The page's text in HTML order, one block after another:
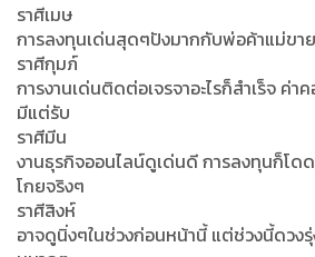
ราศีเมษ
การลงทุนเด่นสุดๆปังมากกับพ่อค้าแม่ขาย
ราศีกุมภ์
การงานเด่นติดต่อเจรจาอะไรก็สำเร็จ ค่
มีแต่รับ
ราศีมีน
งานธุรกิจออนไลน์ดูเด่นดี การลงทุนก็โด
โกยจริงๆ
ราศีสิงห์
อาจดูนิ่งๆในช่วงก่อนหน้านี้ แต่ช่วงนี้ดวง